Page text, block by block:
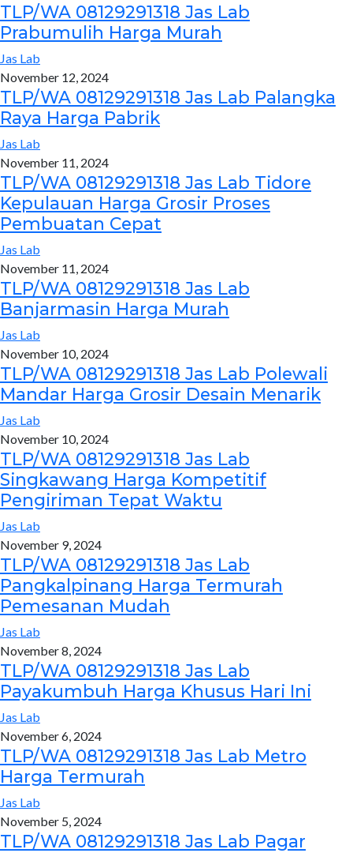
TLP/WA 08129291318 Jas Lab
Prabumulih Harga Murah
Jas Lab
November 12, 2024
TLP/WA 08129291318 Jas Lab Palangka
Raya Harga Pabrik
Jas Lab
November 11, 2024
TLP/WA 08129291318 Jas Lab Tidore
Kepulauan Harga Grosir Proses
Pembuatan Cepat
Jas Lab
November 11, 2024
TLP/WA 08129291318 Jas Lab
Banjarmasin Harga Murah
Jas Lab
November 10, 2024
TLP/WA 08129291318 Jas Lab Polewali
Mandar Harga Grosir Desain Menarik
Jas Lab
November 10, 2024
TLP/WA 08129291318 Jas Lab
Singkawang Harga Kompetitif
Pengiriman Tepat Waktu
Jas Lab
November 9, 2024
TLP/WA 08129291318 Jas Lab
Pangkalpinang Harga Termurah
Pemesanan Mudah
Jas Lab
November 8, 2024
TLP/WA 08129291318 Jas Lab
Payakumbuh Harga Khusus Hari Ini
Jas Lab
November 6, 2024
TLP/WA 08129291318 Jas Lab Metro
Harga Termurah
Jas Lab
November 5, 2024
TLP/WA 08129291318 Jas Lab Pagar